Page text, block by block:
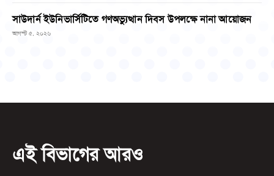
সাউদার্ন ইউনিভার্সিটিতে গণঅভ্যুত্থান দিবস উপলক্ষে নানা আয়োজন
আগস্ট ৫, ২০২৬
এই বিভাগের আরও